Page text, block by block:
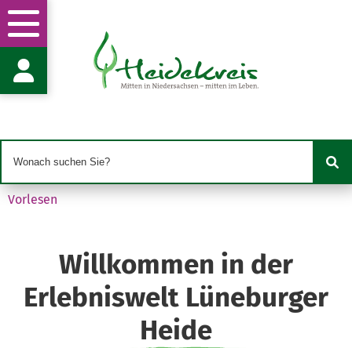
Stabsstelle
Wirtschaftsförderung und
Harburger Str. 2
29614 Soltau
05191 970-634
Vorlesen
Willkommen in der
Erlebniswelt Lüneburger
Heide